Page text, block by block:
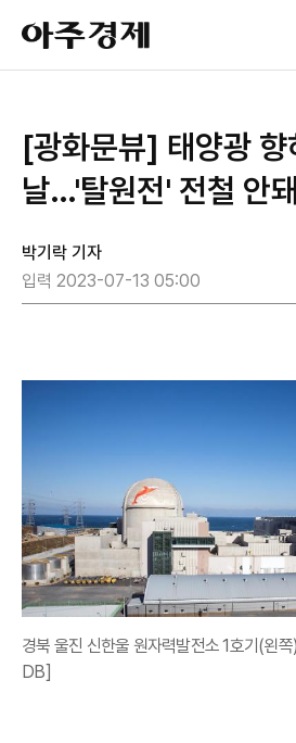
아
주
경
​[광화문뷰] 태양광 향
날…'탈원전' 전철 안돼
박기락 기자
입력 2023-07-13 05:00
경북 울진 신한울 원자력발전소 1호기(왼
DB]